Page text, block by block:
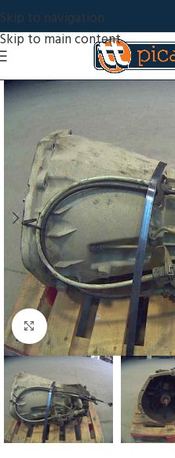
Skip to navigation
Skip to main content
Click to enlarge